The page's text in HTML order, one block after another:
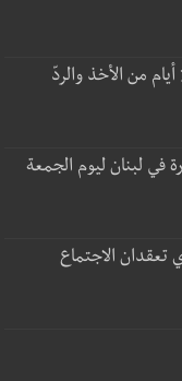
جولة ثامنة مطلع أيلول... و3 أيام من الأخذ والردّ
في لبنان ليوم الجمعة
تعقدان الاجتماع